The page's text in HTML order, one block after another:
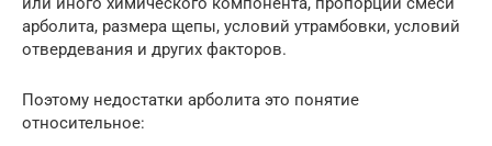
арболита, размера щепы, условий утрамбовки, условий
отвердевания и других факторов.
Поэтому недостатки арболита это понятие
относительное: